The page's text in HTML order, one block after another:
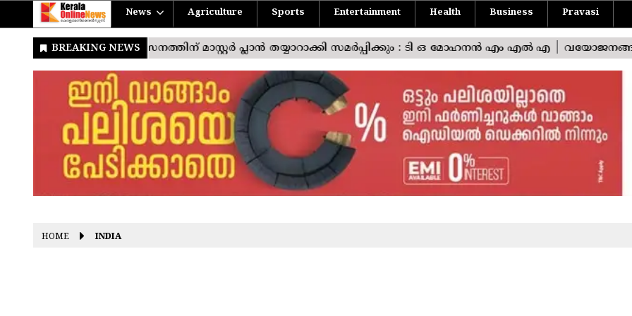
News Agriculture Sports Entertainment Health Business Pravasi
HOME INDIA